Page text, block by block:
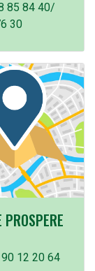
85 84 40/
30
PROSPERE
12 20 64